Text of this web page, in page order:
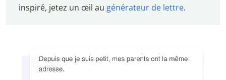
inspiré, jetez un œil au générateur de lettre.